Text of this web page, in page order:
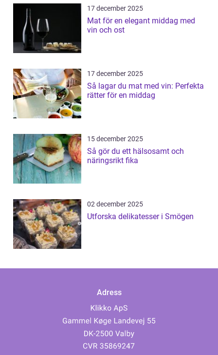
17 december 2025
Mat för en elegant middag med
vin och ost
17 december 2025
Så lagar du mat med vin: Perfekta
rätter för en middag
15 december 2025
Så gör du ett hälsosamt och
näringsrikt fika
02 december 2025
Utforska delikatesser i Smögen
Adress